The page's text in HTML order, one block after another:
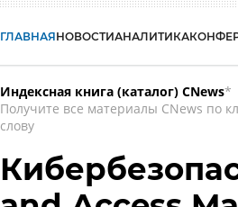
ГЛАВНАЯНОВОСТИАНАЛИТИКА
Индексная книга (каталог) CNews*
Получите все материалы CNews по
слову